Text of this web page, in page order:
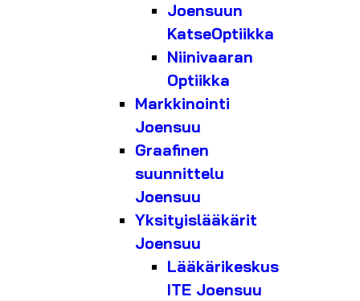
Joensuun
KatseOptiikka
Niinivaaran
Optiikka
Markkinointi
Joensuu
Graafinen
suunnittelu
Joensuu
Yksityislääkärit
Joensuu
Lääkärikeskus
ITE Joensuu